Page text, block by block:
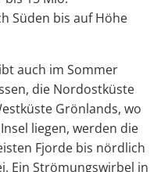
Süden bis auf Höhe
auch im Sommer
die Nordostküste
Grönlands, wo
liegen, werden die
Fjorde bis nördlich
Ein Strömungswirbel in